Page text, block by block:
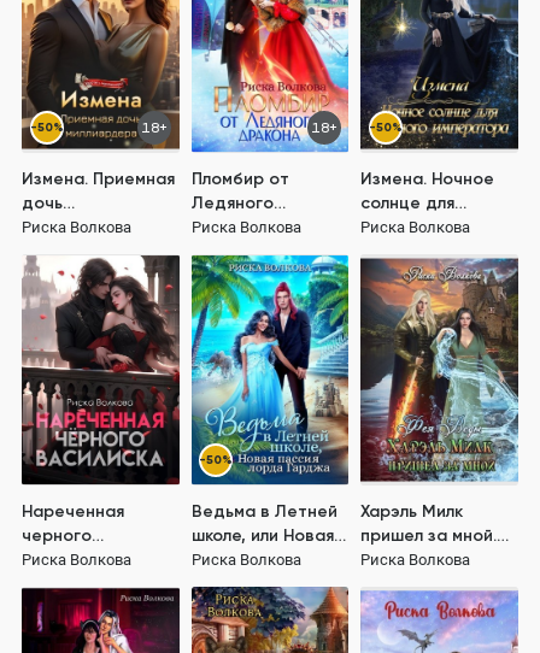
-50% 18+
Измена. Приемная
дочь
миллиардера
Риска Волкова
18+
Пломбир от
Ледяного
дракона
Риска Волкова
-50%
Измена. Ночное
солнце для
Лунного
Риска Волкова
Нареченная
черного
василиска
Риска Волкова
-50%
Ведьма в Летней
школе, или Новая
пассия лорда
Гарджа
Риска Волкова
Харэль Милк
пришел за мной.
Фея Воды
Риска Волкова